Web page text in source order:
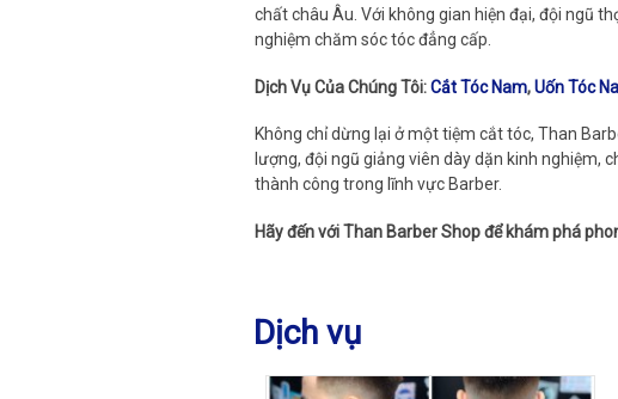
chất châu Âu. Với không gian hiện đại, đội ngũ
nghiệm chăm sóc tóc đẳng cấp.
Dịch Vụ Của Chúng Tôi:Cắt Tóc Nam,Uốn Tóc
Không chỉ dừng lại ở một tiệm cắt tóc, Than
lượng, đội ngũ giảng viên dày dặn kinh nghiệm,
thành công trong lĩnh vực Barber.
Hãy đến với Than Barber Shop để khám phá
Dịch vụ